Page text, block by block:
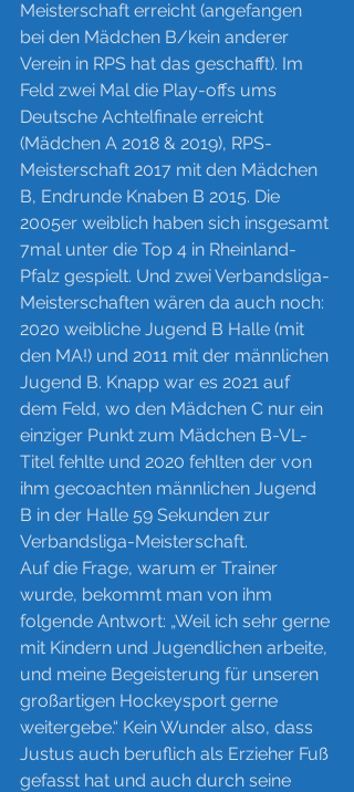
Meisterschaft erreicht (angefangen
bei den Mädchen B/kein anderer
Verein in RPS hat das geschafft). Im
Feld zwei Mal die Play-offs ums
Deutsche Achtelfinale erreicht
(Mädchen A 2018 & 2019), RPS-
Meisterschaft 2017 mit den Mädchen
B, Endrunde Knaben B 2015. Die
2005er weiblich haben sich insgesamt
7mal unter die Top 4 in Rheinland-
Pfalz gespielt. Und zwei Verbandsliga-
Meisterschaften wären da auch noch:
2020 weibliche Jugend B Halle (mit
den MA!) und 2011 mit der männlichen
Jugend B. Knapp war es 2021 auf
dem Feld, wo den Mädchen C nur ein
einziger Punkt zum Mädchen B-VL-
Titel fehlte und 2020 fehlten der von
ihm gecoachten männlichen Jugend
B in der Halle 59 Sekunden zur
Verbandsliga-Meisterschaft.
Auf die Frage, warum er Trainer
wurde, bekommt man von ihm
folgende Antwort: „Weil ich sehr gerne
mit Kindern und Jugendlichen arbeite,
und meine Begeisterung für unseren
großartigen Hockeysport gerne
weitergebe.“ Kein Wunder also, dass
Justus auch beruflich als Erzieher Fuß
gefasst hat und auch durch seine